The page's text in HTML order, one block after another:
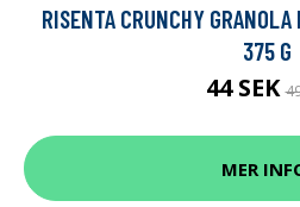
RISENTA CRUNCHY
375 G
44 SEK
MER